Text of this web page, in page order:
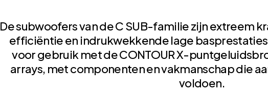
De subwoofers van de C SUB-familie zijn extreem
efficiëntie en indrukwekkende lage
voor gebruik met de CONTOUR X-
arrays, met componenten en vakmanschap die
voldoen.